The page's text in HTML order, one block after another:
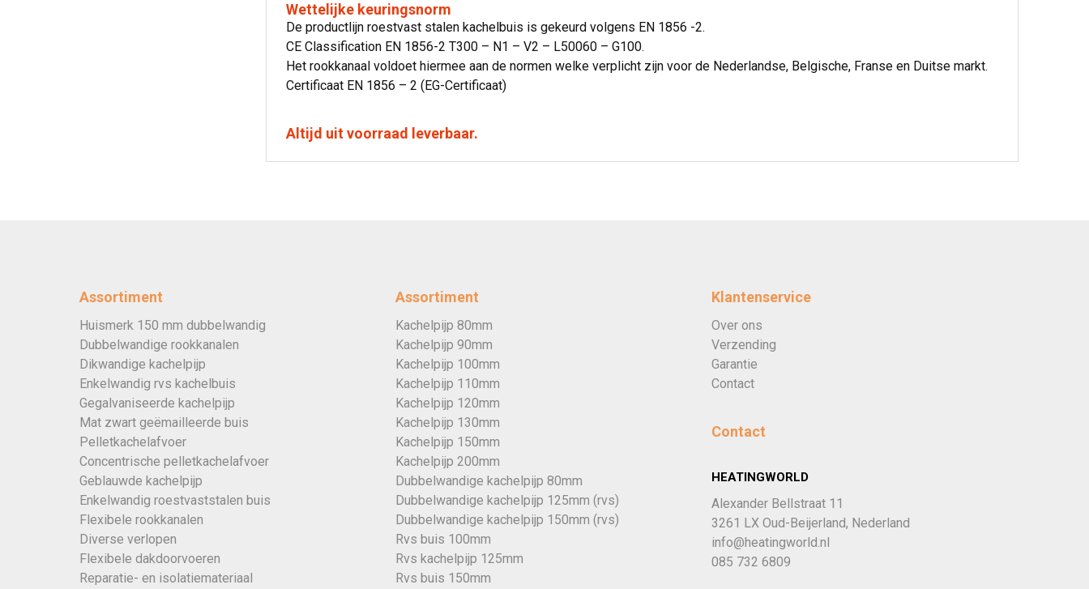
Wettelijke keuringsnorm
De productlijn roestvast stalen kachelbuis is gekeurd volgens EN 1856 -2.
CE Classification EN 1856-2 T300 – N1 – V2 – L50060 – G100.
Het rookkanaal voldoet hiermee aan de normen welke verplicht zijn voor de Nederlandse, Belgische, Franse en Duitse markt.
Certificaat EN 1856 – 2 (EG-Certificaat)
Altijd uit voorraad leverbaar.
Assortiment
Huismerk 150 mm dubbelwandig
Dubbelwandige rookkanalen
Dikwandige kachelpijp
Enkelwandig rvs kachelbuis
Gegalvaniseerde kachelpijp
Mat zwart geëmailleerde buis
Pelletkachelafvoer
Concentrische pelletkachelafvoer
Geblauwde kachelpijp
Enkelwandig roestvaststalen buis
Flexibele rookkanalen
Diverse verlopen
Flexibele dakdoorvoeren
Reparatie- en isolatiemateriaal
Assortiment
Kachelpijp 80mm
Kachelpijp 90mm
Kachelpijp 100mm
Kachelpijp 110mm
Kachelpijp 120mm
Kachelpijp 130mm
Kachelpijp 150mm
Kachelpijp 200mm
Dubbelwandige kachelpijp 80mm
Dubbelwandige kachelpijp 125mm (rvs)
Dubbelwandige kachelpijp 150mm (rvs)
Rvs buis 100mm
Rvs kachelpijp 125mm
Rvs buis 150mm
Klantenservice
Over ons
Verzending
Garantie
Contact
Contact
HEATINGWORLD
Alexander Bellstraat 11
3261 LX Oud-Beijerland, Nederland
info@heatingworld.nl
085 732 6809